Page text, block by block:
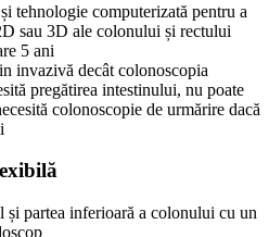
tehnologie computerizată pentru a
sau 3D ale colonului și rectului
5 ani
invazivă decât colonoscopia
pregătirea intestinului, nu poate
colonoscopie de urmărire dacă
și partea inferioară a colonului cu un